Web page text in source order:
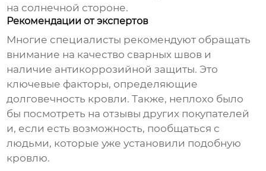
на солнечной стороне.
Рекомендации от экспертов
Многие специалисты рекомендуют обращать
внимание на качество сварных швов и
наличие антикоррозийной защиты. Это
ключевые факторы, определяющие
долговечность кровли. Также, неплохо было
бы посмотреть на отзывы других покупателей
и, если есть возможность, пообщаться с
людьми, которые уже установили подобную
кровлю.